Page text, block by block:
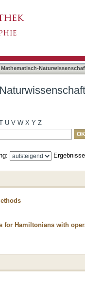
U V W X Y Z
Hamiltonians with